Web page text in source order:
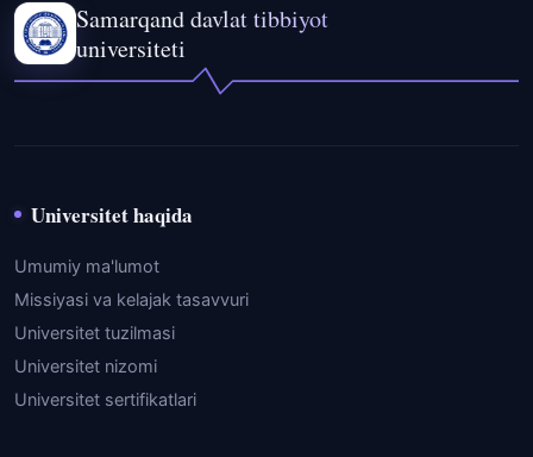
Samarqand davlat tibbiyot
universiteti
Universitet haqida
Umumiy ma'lumot
Missiyasi va kelajak tasavvuri
Universitet tuzilmasi
Universitet nizomi
Universitet sertifikatlari